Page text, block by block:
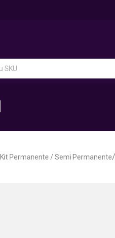
Kit Permanente / Semi Permanente/